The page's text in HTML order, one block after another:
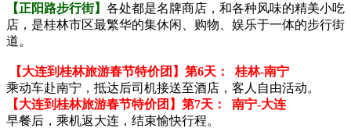
【正阳路步行街】 各处都是名牌商店，和各种风味的精美小吃
店，是桂林市区最繁华的集休闲、购物、娱乐于一体的步行街
道。
【大连到桂林旅游春节特价团】 第6天：
桂林-南宁
乘动车赴南宁，抵达后司机接送至酒店，客人自由活动。
【大连到桂林旅游春节特价团】 第7天：
南宁-大连
早餐后，乘机返大连，结束愉快行程。